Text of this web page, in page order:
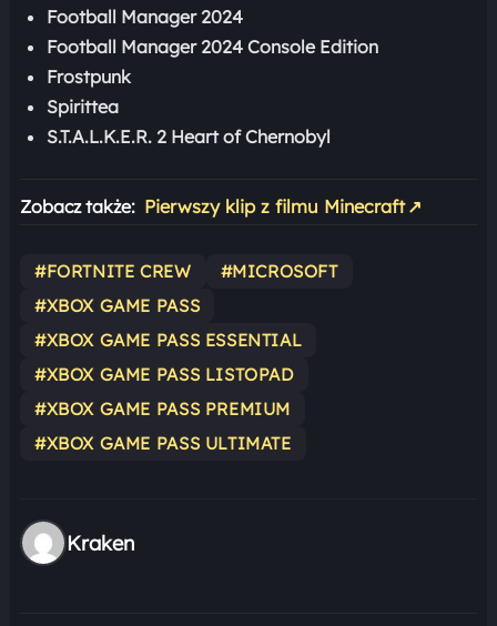
Football Manager 2024
Football Manager 2024 Console Edition
Frostpunk
Spirittea
S.T.A.L.K.E.R. 2 Heart of Chernobyl
Zobacz także: Pierwszy klip z filmu Minecraft ↗
#FORTNITE CREW
#MICROSOFT
#XBOX GAME PASS
#XBOX GAME PASS ESSENTIAL
#XBOX GAME PASS LISTOPAD
#XBOX GAME PASS PREMIUM
#XBOX GAME PASS ULTIMATE
Kraken